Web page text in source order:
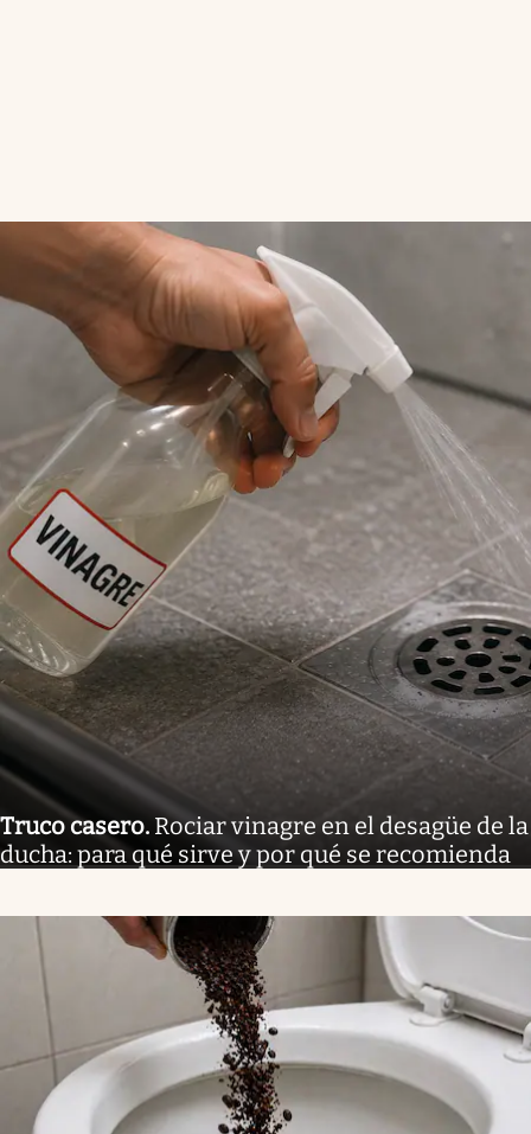
Truco casero. Rociar vinagre en el desagüe de la
ducha: para qué sirve y por qué se recomienda